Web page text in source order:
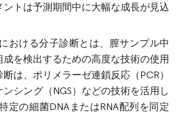
トは予測期間中に大幅な成長が見込
おける分子診断とは、膣サンプル中
を検出するための高度な技術の使用
は、ポリメラーゼ連鎖反応（PCR）
シング（NGS）などの技術を活用し
定の細菌DNAまたはRNA配列を同定